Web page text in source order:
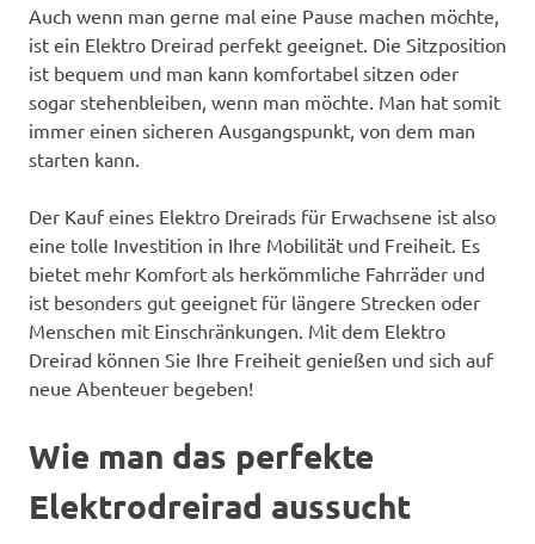
Auch wenn man gerne mal eine Pause machen möchte,
ist ein Elektro Dreirad perfekt geeignet. Die Sitzposition
ist bequem und man kann komfortabel sitzen oder
sogar stehenbleiben, wenn man möchte. Man hat somit
immer einen sicheren Ausgangspunkt, von dem man
starten kann.
Der Kauf eines Elektro Dreirads für Erwachsene ist also
eine tolle Investition in Ihre Mobilität und Freiheit. Es
bietet mehr Komfort als herkömmliche Fahrräder und
ist besonders gut geeignet für längere Strecken oder
Menschen mit Einschränkungen. Mit dem Elektro
Dreirad können Sie Ihre Freiheit genießen und sich auf
neue Abenteuer begeben!
Wie man das perfekte
Elektrodreirad aussucht